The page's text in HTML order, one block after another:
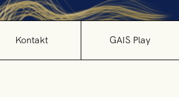
Kontakt GAIS Play